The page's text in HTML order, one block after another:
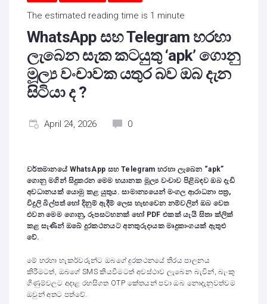
The estimated reading time is 1 minute
WhatsApp සහ Telegram හරහා
ලැබෙන සැක කටයුතු ‘apk’ ගොනු
මූල්‍ය වංචාවක යතුර බව ඔබ දැන
සිටියා ද ?
April 24, 2026 0
වර්තමානයේ WhatsApp සහ Telegram හරහා ලැබෙන “apk”
ගොනු මගින් සිදුකරන මෙම භයානක මූල්‍ය වංචාව පිළිබඳව ඔබ දැඩි
අවධානයක් යොමු කළ යුතුය. සාමාන්‍යයෙන් මංගල ආරාධනා පත්‍ර,
විදුලි බිල්පත් හෝ දිනුම් ඇදීම් ලෙස හැඟවෙන නම්වලින් ඔබ වෙත
එවන මෙම ගොනු, රූපසටහනක් හෝ PDF එකක් යැයි සිතා ක්ලික්
කළ සැණින් ඔබේ දුරකථනයට අනතුරුදායක මෘදුකාංගයක් ඇතුළු
වේ.
මේ හරහා හැකර්වරුන්ට ඔබගේ දුරකථනයේ තිරය පාලනය
කිරීමටත්, ඔබගේ SMS කියවීමටත් අවස්ථාව ලැබෙන බැවින්, බැංකු
ගිණුම්වලට අදාළ රහසිගත OTP කේතයන් පවා ඔබ නොදැනුවත්වම
ඔවුන් අතට පත්වේ.